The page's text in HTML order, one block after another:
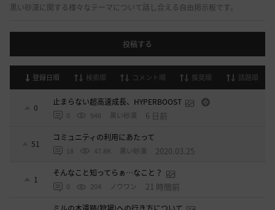
黒い砂漠に関する様々なテーマについて話し合える自由掲示板です。
投稿する
登録日順 検索順 コメント順 推奨順 話題順
0
止まらない超高速成長、HYPERBOOST
0 946 黒い砂漠 6 日前
51
コミュニティの利用にあたって
18 47.8K 黒い砂漠 2020.03.25
1
そんなこと知ってらぁ…なこと？
0 204 ノウワン 21 時間前